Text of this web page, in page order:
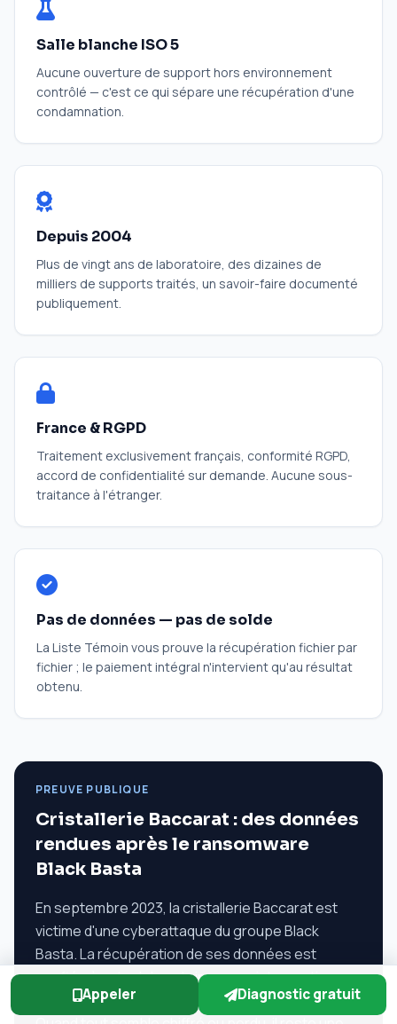
Salle blanche ISO 5
Aucune ouverture de support hors environnement
contrôlé — c'est ce qui sépare une récupération d'une
condamnation.
Depuis 2004
Plus de vingt ans de laboratoire, des dizaines de
milliers de supports traités, un savoir-faire documenté
publiquement.
France & RGPD
Traitement exclusivement français, conformité RGPD,
accord de confidentialité sur demande. Aucune sous-
traitance à l'étranger.
Pas de données — pas de solde
La Liste Témoin vous prouve la récupération fichier par
fichier ; le paiement intégral n'intervient qu'au résultat
obtenu.
PREUVE PUBLIQUE
Cristallerie Baccarat : des données
rendues après le ransomware
Black Basta
En septembre 2023, la cristallerie Baccarat est
victime d'une cyberattaque du groupe Black
Basta. La récupération de ses données est
confiée à notre laboratoire — une intervention
relatée par la presse spécialisée et nationale.
Appeler Diagnostic gratuit